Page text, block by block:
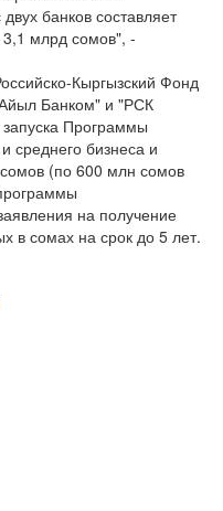
банков составляет
млрд сомов", -
Кыргызский Фонд
Банком" и "РСК
Программы
среднего бизнеса и
(по 600 млн сомов
на получение
в сомах на срок до 5 лет.